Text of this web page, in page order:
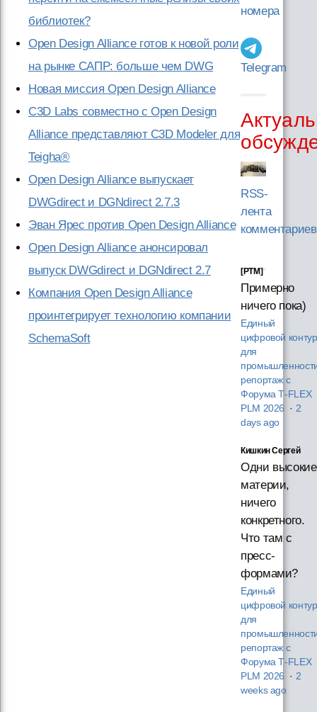
библиотек?
Open Design Alliance готов к новой роли
на рынке САПР: больше чем DWG
Новая миссия Open Design Alliance
C3D Labs совместно с Open Design
Alliance представляют C3D Modeler для
Teigha®
Open Design Alliance выпускает
DWGdirect и DGNdirect 2.7.3
Эван Ярес против Open Design Alliance
Open Design Alliance анонсировал
выпуск DWGdirect и DGNdirect 2.7
Компания Open Design Alliance
проинтегрирует технологию компании
SchemaSoft
номера
Telegram
RSS-
лента
комментариев
[PTM]
Примерно
ничего пока)
Единый
цифровой контур
для
репортаж с
Форума T‑FLEX
PLM 2026 · 2
days ago
Кишкин Сергей
Одни высокие
материи,
ничего
конкретного.
Что там с
пресс-
формами?
Единый
цифровой контур
для
репортаж с
Форума T‑FLEX
PLM 2026 · 2
weeks ago